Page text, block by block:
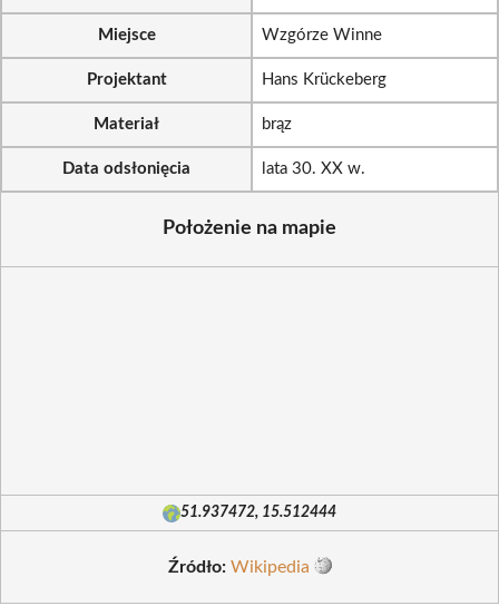
Miejsce Wzgórze Winne
Projektant Hans Krückeberg
Materiał brąz
Data odsłonięcia lata 30. XX w.
Położenie na mapie
51.937472, 15.512444
Źródło: Wikipedia